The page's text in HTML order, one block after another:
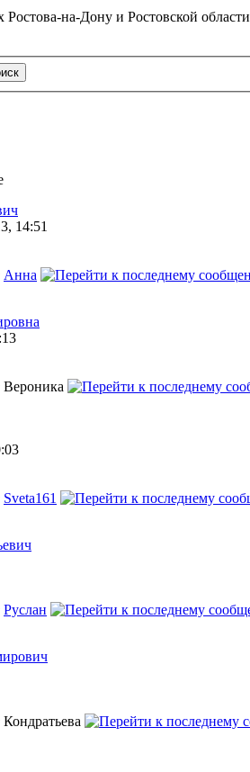
Ростова-на-Дону и Ростовской области
14:51
Анна
Вероника
Sveta161
Руслан
Кондратьева